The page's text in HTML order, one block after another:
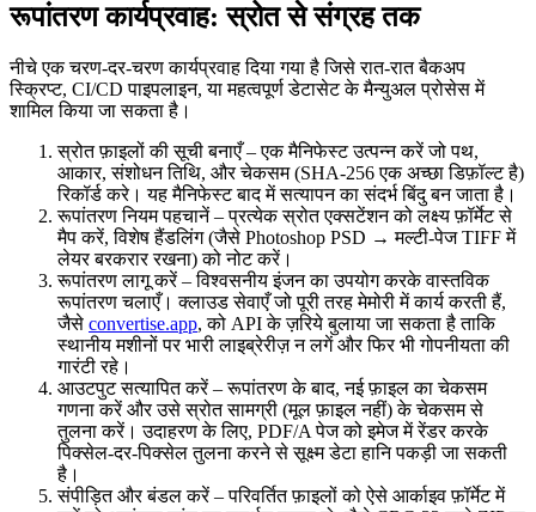
रूपांतरण कार्यप्रवाह: स्रोत से संग्रह तक
नीचे एक चरण‑दर‑चरण कार्यप्रवाह दिया गया है जिसे रात‑रात बैकअप
स्क्रिप्ट, CI/CD पाइपलाइन, या महत्वपूर्ण डेटासेट के मैन्युअल प्रोसेस में
शामिल किया जा सकता है।
स्रोत फ़ाइलों की सूची बनाएँ– एक मैनिफेस्ट उत्पन्न करें जो पथ,
आकार, संशोधन तिथि, और चेकसम (SHA‑256 एक अच्छा डिफ़ॉल्ट है)
रिकॉर्ड करे। यह मैनिफेस्ट बाद में सत्यापन का संदर्भ बिंदु बन जाता है।
रूपांतरण नियम पहचानें– प्रत्येक स्रोत एक्सटेंशन को लक्ष्य फ़ॉर्मेट से
मैप करें, विशेष हैंडलिंग (जैसे Photoshop PSD → मल्टी‑पेज TIFF में
लेयर बरकरार रखना) को नोट करें।
रूपांतरण लागू करें– विश्वसनीय इंजन का उपयोग करके वास्तविक
रूपांतरण चलाएँ। क्लाउड सेवाएँ जो पूरी तरह मेमोरी में कार्य करती हैं,
जैसे convertise.app, को API के ज़रिये बुलाया जा सकता है ताकि
स्थानीय मशीनों पर भारी लाइब्रेरीज़ न लगें और फिर भी गोपनीयता की
गारंटी रहे।
आउटपुट सत्यापित करें– रूपांतरण के बाद, नई फ़ाइल का चेकसम
गणना करें और उसे स्रोतसामग्री (मूल फ़ाइल नहीं) के चेकसम से
तुलना करें। उदाहरण के लिए, PDF/A पेज को इमेज में रेंडर करके
पिक्सेल‑दर‑पिक्सेल तुलना करने से सूक्ष्म डेटा हानि पकड़ी जा सकती
है।
संपीड़ित और बंडल करें– परिवर्तित फ़ाइलों को ऐसे आर्काइव फ़ॉर्मेट में